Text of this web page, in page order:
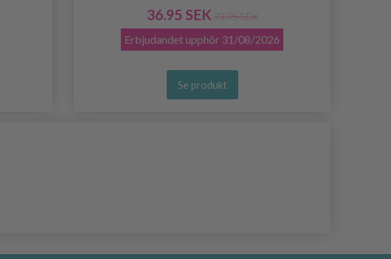
36.95 SEK 73.95 SEK
Erbjudandet upphör 31/08/2026
Se produkt